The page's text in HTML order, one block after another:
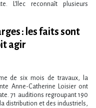
L​‌’Ilec reconnaît plusieurs
: les faits sont
agir
de six mois de travaux, la
Anne-Catherine Loisier ont
71 auditions regroupant 190
distribution et des industriels,